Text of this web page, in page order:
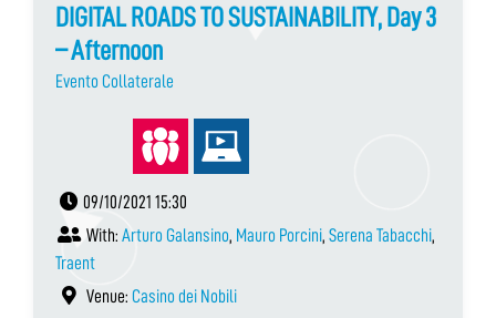
DIGITAL ROADS TO SUSTAINABILITY, Day 3
– Afternoon
Evento Collaterale
09/10/2021 15:30
With: Arturo Galansino, Mauro Porcini, Serena Tabacchi,
Traent
Venue: Casino dei Nobili